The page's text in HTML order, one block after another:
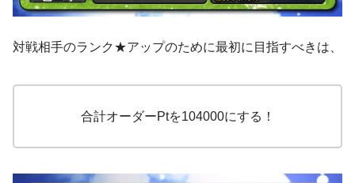
対戦相手のランク★アップのために最初に目指すべきは、
合計オーダーPtを104000にする！